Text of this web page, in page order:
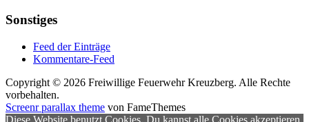
Sonstiges
Feed der Einträge
Kommentare-Feed
Copyright © 2026 Freiwillige Feuerwehr Kreuzberg. Alle Rechte
vorbehalten.
Screenr parallax theme von FameThemes
Diese Website benutzt Cookies. Du kannst alle Cookies akzeptieren